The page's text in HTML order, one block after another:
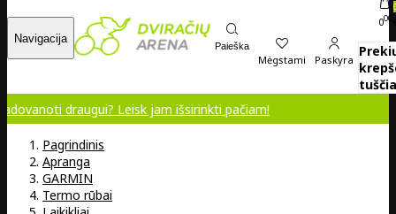
Navigacija
Paieška
Mėgstami Paskyra
000
Leisk jam išsirinkti pačiam!
Pagrindinis
Apranga
GARMIN
Termo rūbai